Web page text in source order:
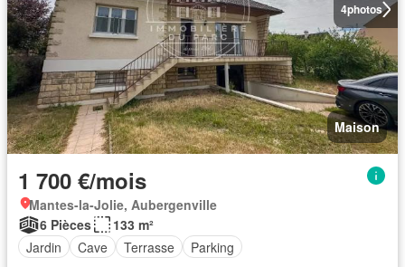
4photos
Maison
1 700 €/mois
Mantes-la-Jolie, Aubergenville
6 Pièces
133 m²
Jardin
Cave Terrasse Parking